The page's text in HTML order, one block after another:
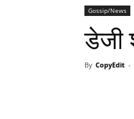
Gossip/News
डेजी
By CopyEdit -